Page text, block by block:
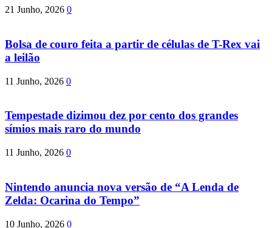
21 Junho, 2026 0
Bolsa de couro feita a partir de células de T-Rex vai
a leilão
11 Junho, 2026 0
Tempestade dizimou dez por cento dos grandes
símios mais raro do mundo
11 Junho, 2026 0
Nintendo anuncia nova versão de “A Lenda de
Zelda: Ocarina do Tempo”
10 Junho, 2026 0